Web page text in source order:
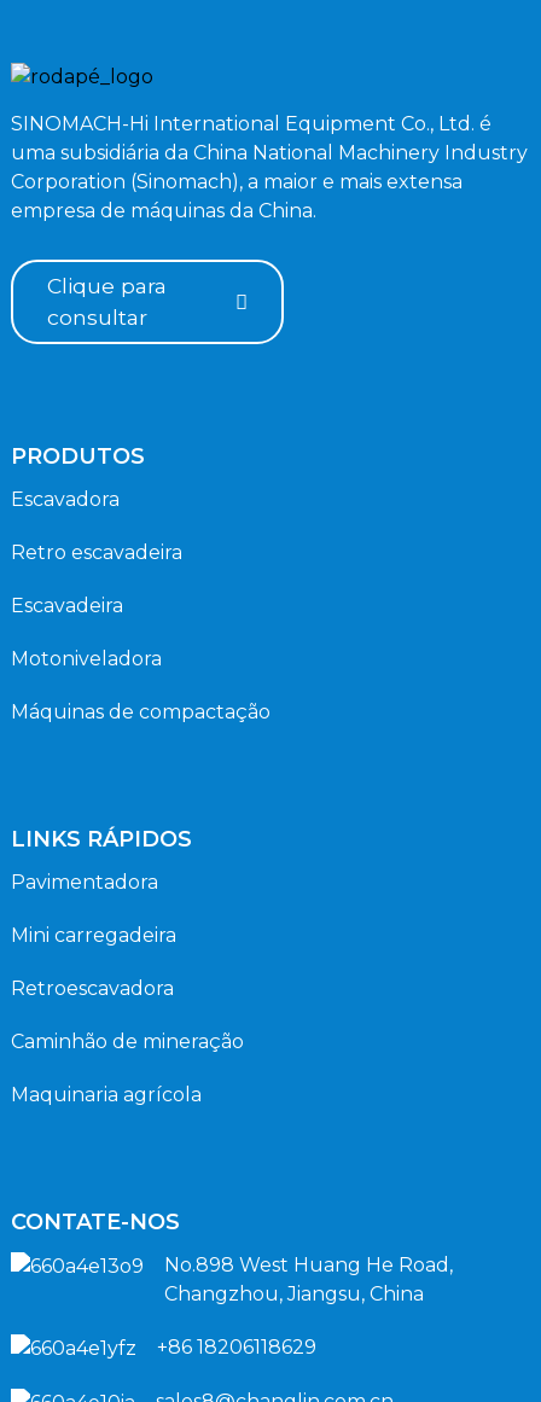
SINOMACH-Hi International Equipment Co., Ltd. é
uma subsidiária da China National Machinery Industry
Corporation (Sinomach), a maior e mais extensa
empresa de máquinas da China.
Clique para
consultar
PRODUTOS
Escavadora
Retro escavadeira
Escavadeira
Motoniveladora
Máquinas de compactação
LINKS RÁPIDOS
Pavimentadora
Mini carregadeira
Retroescavadora
Caminhão de mineração
Maquinaria agrícola
CONTATE-NOS
No.898 West Huang He Road,
Changzhou, Jiangsu, China
+86 18206118629